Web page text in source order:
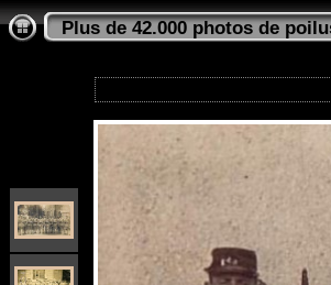
Plus de 42.000 photos de